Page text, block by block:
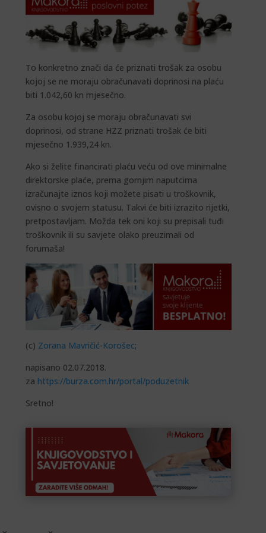
To konkretno znači da će priznati trošak za osobu
kojoj se ne moraju obračunavati doprinosi na plaću
biti 1.042,60 kn mjesečno.
Za osobu kojoj se moraju obračunavati svi
doprinosi, od strane HZZ priznati trošak će biti
mjesečno 1.939,24 kn.
Ako si želite financirati plaću veću od ove minimalne
direktorske plaće, prema gornjim naputcima
izračunajte iznos koji možete pisati u troškovnik,
ovisno o svojem statusu. Takvi će biti izrazito rijetki,
pretpostavljam. Možda tek oni koji su prepisali tuđi
troškovnik ili su savjete olako preuzimali od
forumaša!
(c) Zorana Mavričić-Korošec;
napisano 02.07.2018.
za https://burza.com.hr/portal/poduzetnik
Sretno!